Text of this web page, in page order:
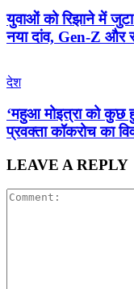
युवाओं को रिझाने में
नया दांव, Gen-Z और
देश
‘महुआ मोइत्रा को कुछ
प्रवक्ता कॉकरोच का
LEAVE A REPLY